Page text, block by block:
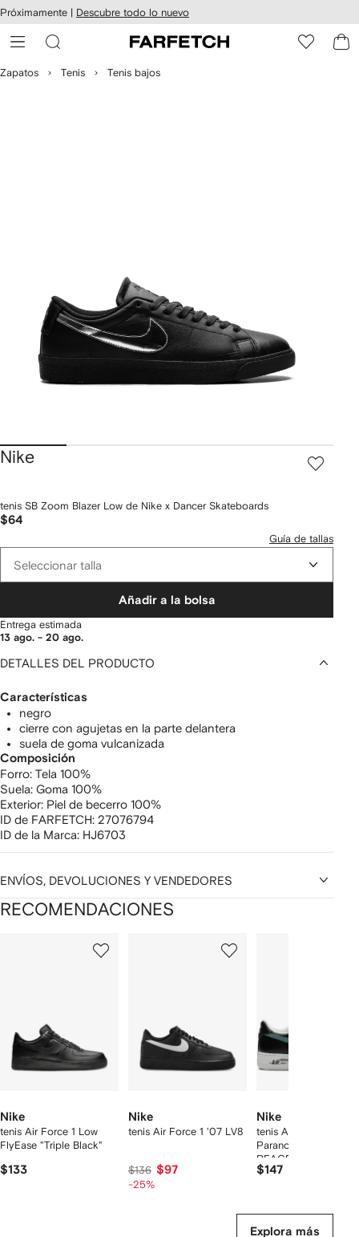
al
Próximamente | Descubre todo lo nuevo
Zapatos Tenis Tenis bajos
Nike
tenis SB Zoom Blazer Low de Nike x Dancer Skateboards
$64
Guía de tallas
Seleccionar talla
Añadir a la bolsa
Entrega estimada
13 ago. - 20 ago.
DETALLES DEL PRODUCTO
Características
negro
cierre con agujetas en la parte delantera
suela de goma vulcanizada
Composición
Forro: Tela 100%
Suela: Goma 100%
Exterior: Piel de becerro 100%
ID de FARFETCH: 27076794
ID de la Marca: HJ6703
ENVÍOS, DEVOLUCIONES Y VENDEDORES
RECOMENDACIONES
Nike
tenis Air Force 1 Low
FlyEase "Triple Black"
$133
Nike
tenis Air Force 1 '07 LV8
$136 $97
-25%
Nike
tenis Air Force 1 Low
Paranoise 3.0 de
PEACEMINUSONE
$147
Explora más